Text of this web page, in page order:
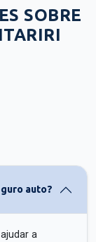
SOBRE
auto?
a